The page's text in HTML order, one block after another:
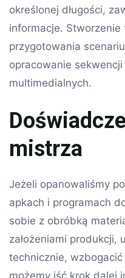
określonej długości,
informacje.
przygotowania
opracowanie
multimedialnych.
mistrza
Jeżeli opanowaliśmy
apkach i programach
sobie z obróbką
założeniami produkcji,
technicznie,